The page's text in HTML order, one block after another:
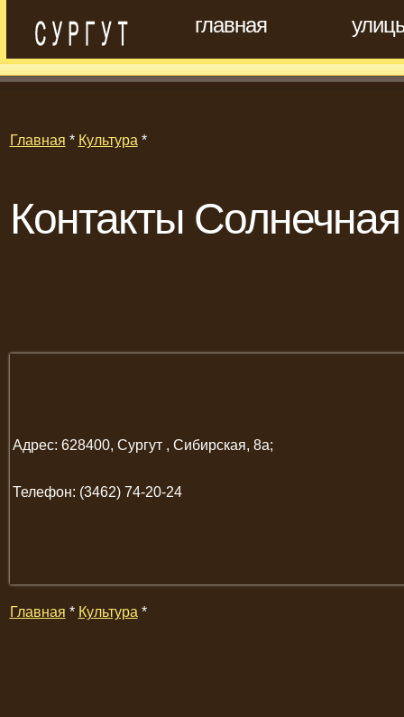
главная
Главная * Культура *
Контакты
Адрес: 628400, Сургут , Сибирская, 8а;
Телефон: (3462) 74-20-24
Главная * Культура *